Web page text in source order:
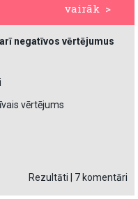
vairāk >
negatīvos vērtējumus
vērtējums
Rezultāti 7 komentāri